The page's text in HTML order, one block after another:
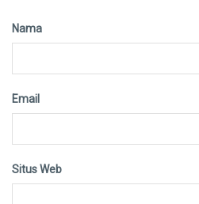
Nama
Email
Situs Web